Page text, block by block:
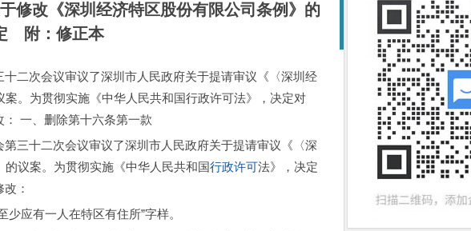
修改《深圳经济特区股份有限公司条例》的
附：修正本
二次会议审议了深圳市人民政府关于提请审议《〈深圳经
。为贯彻实施《中华人民共和国行政许可法》，决定对
： 一、删除第十六条第一款
十二次会议审议了深圳市人民政府关于提请审议《〈深
议案。为贯彻实施《中华人民共和国行政许可法》，决定
：
应有一人在特区有住所”字样。